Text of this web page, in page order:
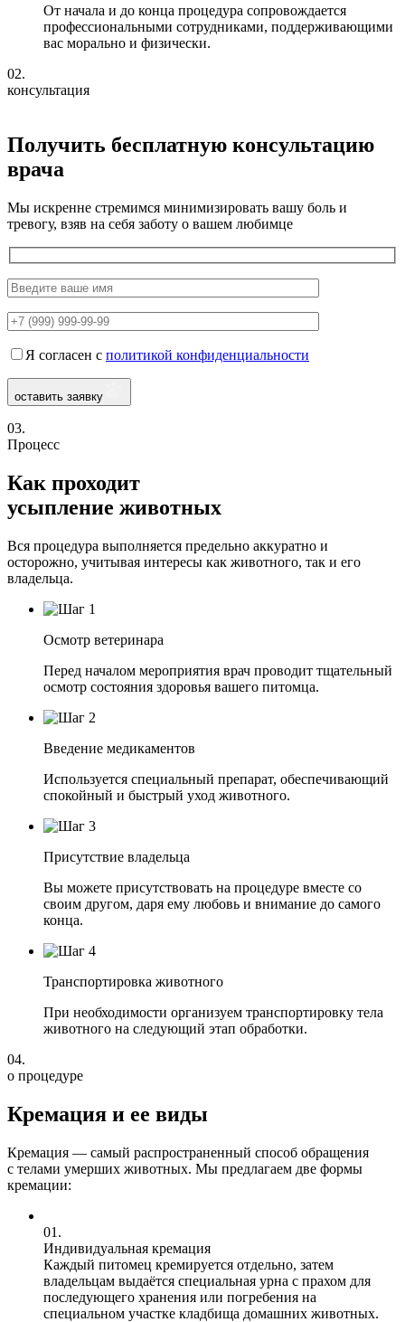
От начала и до конца процедура сопровождается
профессиональными сотрудниками, поддерживающими
вас морально и физически.
02.
консультация
Получить бесплатную консультацию
врача
Мы искренне стремимся минимизировать вашу боль и
тревогу, взяв на себя заботу о вашем любимце
Я согласен с политикой конфиденциальности
оставить заявку
03.
Процесс
Как проходит
усыпление животных
Вся процедура выполняется предельно аккуратно и
осторожно, учитывая интересы как животного, так и его
владельца.
Осмотр ветеринара
Перед началом мероприятия врач проводит тщательный
осмотр состояния здоровья вашего питомца.
Введение медикаментов
Используется специальный препарат, обеспечивающий
спокойный и быстрый уход животного.
Присутствие владельца
Вы можете присутствовать на процедуре вместе со
своим другом, даря ему любовь и внимание до самого
конца.
Транспортировка животного
При необходимости организуем транспортировку тела
животного на следующий этап обработки.
04.
о процедуре
Кремация и ее виды
Кремация — самый распространенный способ обращения
с телами умерших животных. Мы предлагаем две формы
кремации:
01.
Индивидуальная кремация
Каждый питомец кремируется отдельно, затем
владельцам выдаётся специальная урна с прахом для
последующего хранения или погребения на
специальном участке кладбища домашних животных.